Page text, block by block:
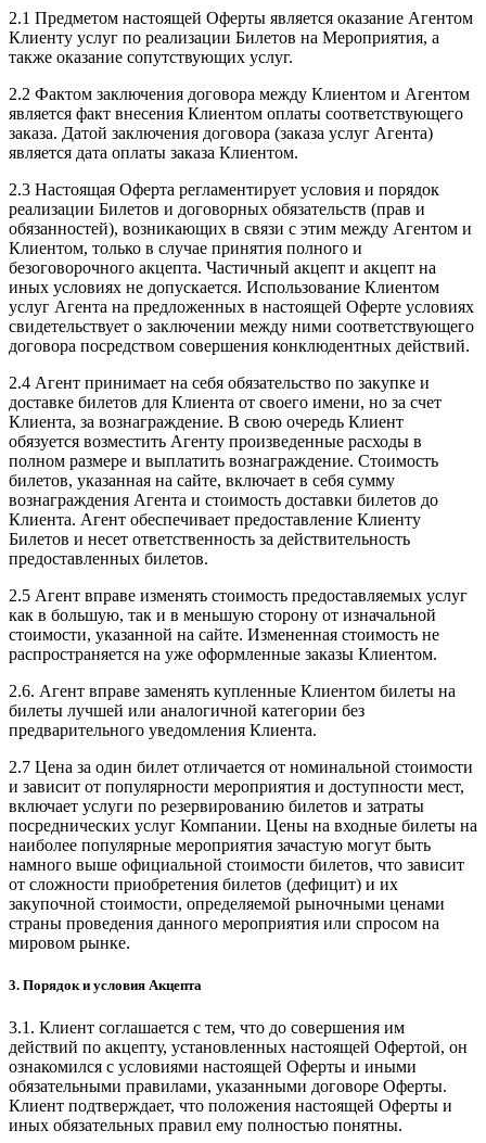
2.1 Предметом настоящей Оферты является оказание Агентом
Клиенту услуг по реализации Билетов на Мероприятия, а
также оказание сопутствующих услуг.
2.2 Фактом заключения договора между Клиентом и Агентом
является факт внесения Клиентом оплаты соответствующего
заказа. Датой заключения договора (заказа услуг Агента)
является дата оплаты заказа Клиентом.
2.3 Настоящая Оферта регламентирует условия и порядок
реализации Билетов и договорных обязательств (прав и
обязанностей), возникающих в связи с этим между Агентом и
Клиентом, только в случае принятия полного и
безоговорочного акцепта. Частичный акцепт и акцепт на
иных условиях не допускается. Использование Клиентом
услуг Агента на предложенных в настоящей Оферте условиях
свидетельствует о заключении между ними соответствующего
договора посредством совершения конклюдентных действий.
2.4 Агент принимает на себя обязательство по закупке и
доставке билетов для Клиента от своего имени, но за счет
Клиента, за вознаграждение. В свою очередь Клиент
обязуется возместить Агенту произведенные расходы в
полном размере и выплатить вознаграждение. Стоимость
билетов, указанная на сайте, включает в себя сумму
вознаграждения Агента и стоимость доставки билетов до
Клиента. Агент обеспечивает предоставление Клиенту
Билетов и несет ответственность за действительность
предоставленных билетов.
2.5 Агент вправе изменять стоимость предоставляемых услуг
как в большую, так и в меньшую сторону от изначальной
стоимости, указанной на сайте. Измененная стоимость не
распространяется на уже оформленные заказы Клиентом.
2.6. Агент вправе заменять купленные Клиентом билеты на
билеты лучшей или аналогичной категории без
предварительного уведомления Клиента.
2.7 Цена за один билет отличается от номинальной стоимости
и зависит от популярности мероприятия и доступности мест,
включает услуги по резервированию билетов и затраты
посреднических услуг Компании. Цены на входные билеты на
наиболее популярные мероприятия зачастую могут быть
намного выше официальной стоимости билетов, что зависит
от сложности приобретения билетов (дефицит) и их
закупочной стоимости, определяемой рыночными ценами
страны проведения данного мероприятия или спросом на
мировом рынке.
3. Порядок и условия Акцепта
3.1. Клиент соглашается с тем, что до совершения им
действий по акцепту, установленных настоящей Офертой, он
ознакомился с условиями настоящей Оферты и иными
обязательными правилами, указанными договоре Оферты.
Клиент подтверждает, что положения настоящей Оферты и
иных обязательных правил ему полностью понятны.